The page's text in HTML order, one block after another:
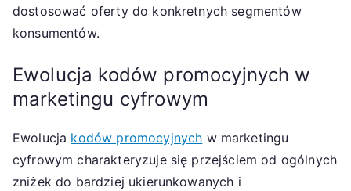
dostosować oferty do konkretnych segmentów
konsumentów.
Ewolucja kodów promocyjnych w
marketingu cyfrowym
Ewolucja kodów promocyjnych w marketingu
cyfrowym charakteryzuje się przejściem od ogólnych
zniżek do bardziej ukierunkowanych i